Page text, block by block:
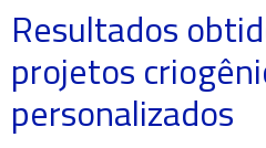
Resultados
projetos
personalizados